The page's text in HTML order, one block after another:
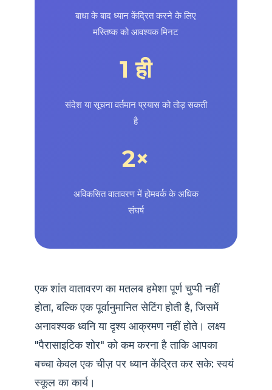
बाधा के बाद ध्यान केंद्रित करने के लिए
मस्तिष्क को आवश्यक मिनट
1 ही
संदेश या सूचना वर्तमान प्रयास को तोड़ सकती
है
2×
अविकसित वातावरण में होमवर्क के अधिक
संघर्ष
एक शांत वातावरण का मतलब हमेशा पूर्ण चुप्पी नहीं
होता, बल्कि एक पूर्वानुमानित सेटिंग होती है, जिसमें
अनावश्यक ध्वनि या दृश्य आक्रमण नहीं होते। लक्ष्य
"पैरासाइटिक शोर" को कम करना है ताकि आपका
बच्चा केवल एक चीज़ पर ध्यान केंद्रित कर सके: स्वयं
स्कूल का कार्य।